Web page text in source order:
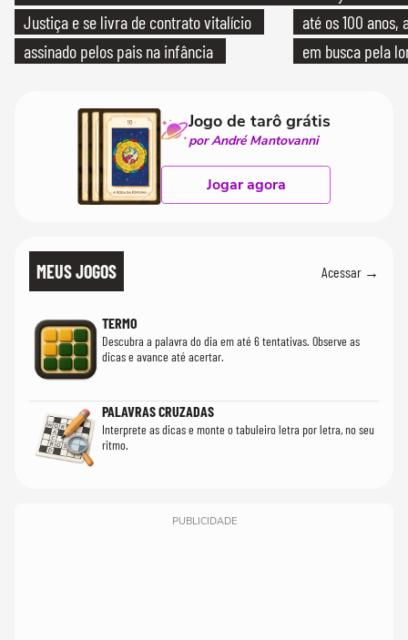
Justiça e se livra de contrato vitalício
assinado pelos pais na infância
até os 100
em busca pela
Jogo de tarô grátis
por André Mantovanni
Jogar agora
MEUS JOGOS Acessar →
TERMO
Descubra a palavra do dia em até 6 tentativas. Observe as
dicas e avance até acertar.
PALAVRAS CRUZADAS
Interprete as dicas e monte o tabuleiro letra por letra, no seu
ritmo.
PUBLICIDADE